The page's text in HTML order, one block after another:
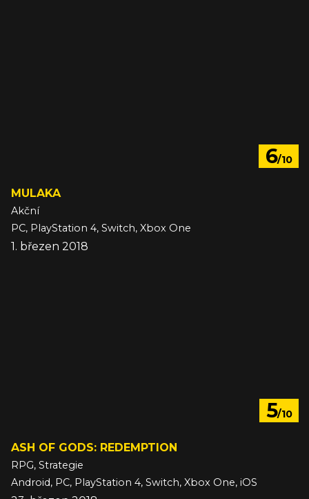
6/10
MULAKA
Akční
PC, PlayStation 4, Switch, Xbox One
1. březen 2018
5/10
ASH OF GODS: REDEMPTION
RPG, Strategie
Android, PC, PlayStation 4, Switch, Xbox One, iOS